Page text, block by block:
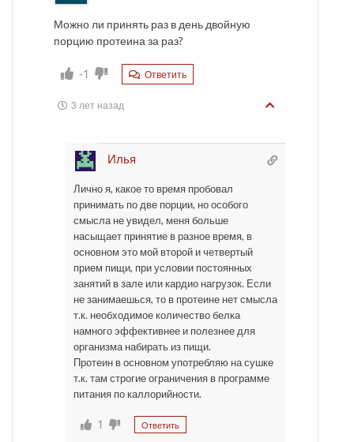
Можно ли принять раз в день двойную
порцию протеина за раз?
-1 Ответить
3 лет назад
Илья
Лично я, какое то время пробовал
принимать по две порции, но особого
смысла не увидел, меня больше
насыщает принятие в разное время, в
основном это мой второй и четвертый
прием пищи, при условии постоянных
занятий в зале или кардио нагрузок. Если
не занимаешься, то в протеине нет смысла
т.к. необходимое количество белка
намного эффективнее и полезнее для
организма набирать из пищи.
Протеин в основном употребляю на сушке
т.к. там строгие ограничения в программе
питания по каллорийности.
1 Ответить